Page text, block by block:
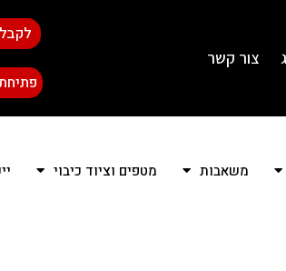
צור קשר
משאבות מטפים וציוד כיבוי